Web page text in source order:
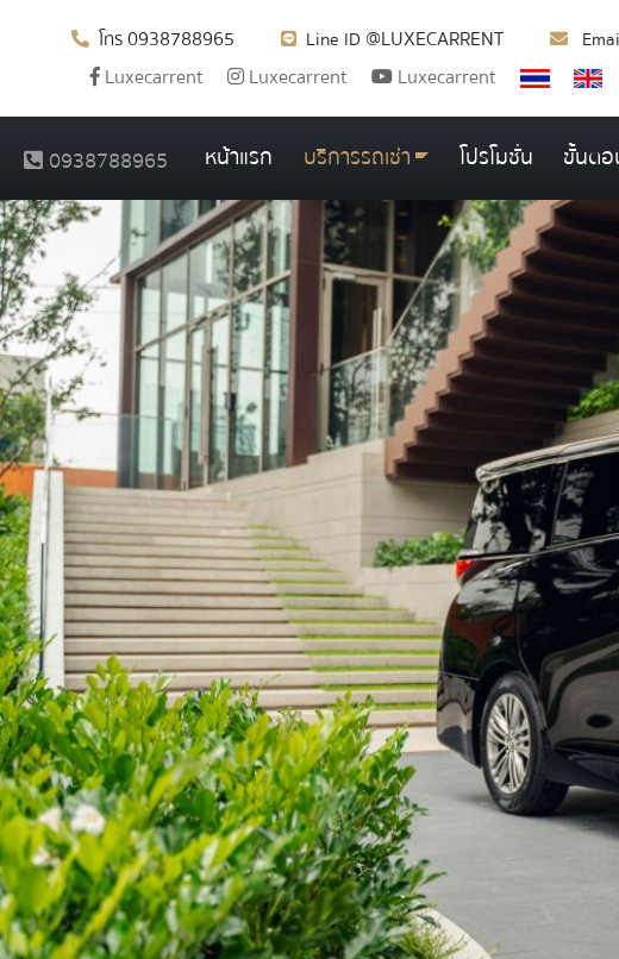
โทร0938788965 Line ID @LUXECARRENT
Luxecarrent Luxecarrent Luxecarrent
0938788965 หน้าแรก บริการรถเช่า โปรโมชั่น ขั้นตอ